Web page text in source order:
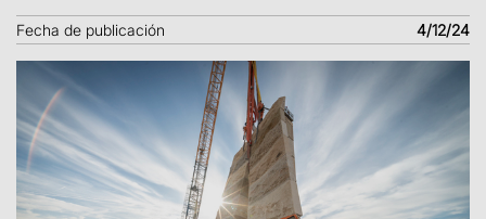
Fecha de publicación 4/12/24